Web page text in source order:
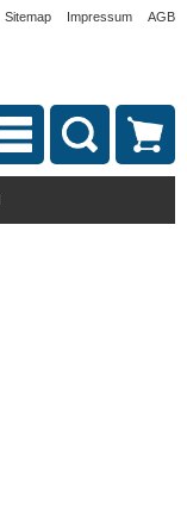
Sitemap Impressum AGB